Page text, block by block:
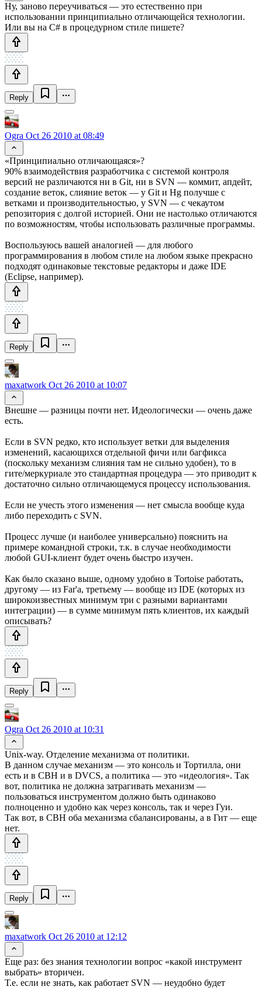
Ну, заново переучиваться — это естественно при
использовании принципиально отличающейся технологии.
Или вы на C# в процедурном стиле пишете?
Reply
Ogra Oct 26 2010 at 08:49
«Принципиально отличающаяся»?
90% взаимодействия разработчика с системой контроля
версий не различаются ни в Git, ни в SVN — коммит, апдейт,
создание веток, слияние веток — у Git и Hg получше с
ветками и производительностью, у SVN — с чекаутом
репозитория с долгой историей. Они не настолько отличаются
по возможностям, чтобы использовать различные программы.
Воспользуюсь вашей аналогией — для любого
программирования в любом стиле на любом языке прекрасно
подходят одинаковые текстовые редакторы и даже IDE
(Eclipse, например).
Reply
maxatwork Oct 26 2010 at 10:07
Внешне — разницы почти нет. Идеологически — очень даже
есть.
Если в SVN редко, кто использует ветки для выделения
изменений, касающихся отдельной фичи или багфикса
(поскольку механизм слияния там не сильно удобен), то в
гите/меркуриале это стандартная процедура — это приводит к
достаточно сильно отличающемуся процессу использования.
Если не учесть этого изменения — нет смысла вообще куда
либо переходить с SVN.
Процесс лучше (и наиболее универсально) пояснить на
примере командной строки, т.к. в случае необходимости
любой GUI-клиент будет очень быстро изучен.
Как было сказано выше, одному удобно в Tortoise работать,
другому — из Far'а, третьему — вообще из IDE (которых из
широкоизвестных минимум три с разными вариантами
интеграции) — в сумме минимум пять клиентов, их каждый
описывать?
Reply
Ogra Oct 26 2010 at 10:31
Unix-way. Отделение механизма от политики.
В данном случае механизм — это консоль и Тортилла, они
есть и в СВН и в DVCS, а политика — это «идеология». Так
вот, политика не должна затрагивать механизм —
пользоваться инструментом должно быть одинаково
полноценно и удобно как через консоль, так и через Гуи.
Так вот, в СВН оба механизма сбалансированы, а в Гит — еще
нет.
Reply
maxatwork Oct 26 2010 at 12:12
Еще раз: без знания технологии вопрос «какой инструмент
выбрать» вторичен.
Т.е. если не знать, как работает SVN — неудобно будет